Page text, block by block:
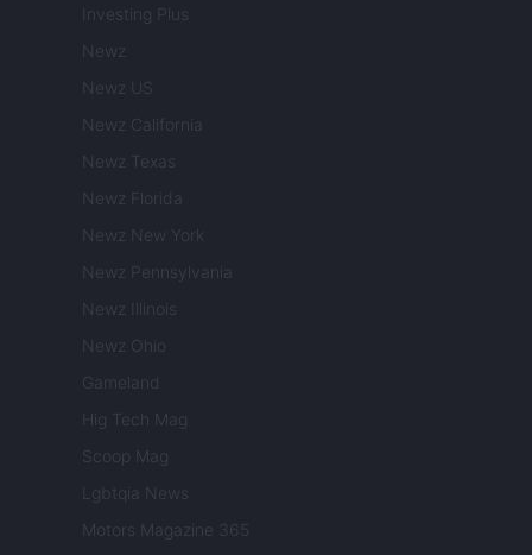
Investing Plus
Newz
Newz US
Newz California
Newz Texas
Newz Florida
Newz New York
Newz Pennsylvania
Newz Illinois
Newz Ohio
Gameland
Hig Tech Mag
Scoop Mag
Lgbtqia News
Motors Magazine 365